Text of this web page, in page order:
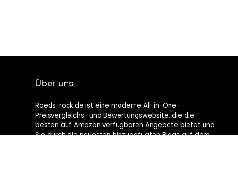
Über uns
Roeds-rock.de ist eine moderne All-in-One-
Preisvergleichs- und Bewertungswebsite, die die
besten auf Amazon verfügbaren Angebote bietet und
Sie durch die neuesten hinzugefügten Blogs auf dem